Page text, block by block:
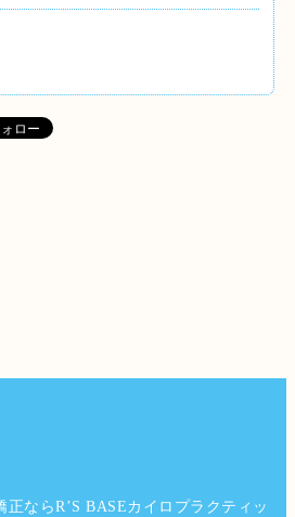
ならR’S BASEカイロプラクティッ